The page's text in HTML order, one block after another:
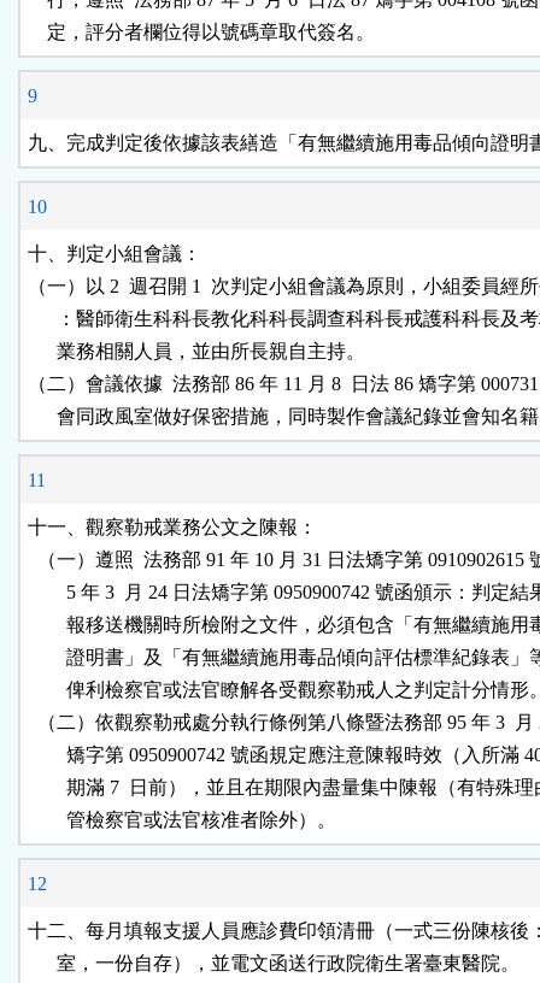
    定，評分者欄位得以號碼章取代簽名。
9
九、完成判定後依據該表繕造「有無繼續施用毒品傾向證明
10
十、判定小組會議：
（一）以 2  週召開 1  次判定小組會議為原則，小組委員經
：醫師衛生科科長教化科科長調查科科長戒護科科長及
      業務相關人員，並由所長親自主持。
（二）會議依據  法務部 86 年 11 月 8  日法 86 矯字第
會同政風室做好保密措施，同時製作會議紀錄並會知名
11
十一、觀察勒戒業務公文之陳報：
（一）遵照  法務部 91 年 10 月 31 日法矯字第 0910902615
5 年 3  月 24 日法矯字第 0950900742 號函頒示：判定結
報移送機關時所檢附之文件，必須包含「有無繼續施用
證明書」及「有無繼續施用毒品傾向評估標準紀錄表」
俾利檢察官或法官瞭解各受觀察勒戒人之判定計分情形
（二）依觀察勒戒處分執行條例第八條暨法務部 95 年 3  月
矯字第 0950900742 號函規定應注意陳報時效（入所滿
期滿 7  日前），並且在期限內盡量集中陳報（有特殊
        管檢察官或法官核准者除外）。
12
十二、每月填報支援人員應診費印領清冊（一式三份陳核後
      室，一份自存），並電文函送行政院衛生署臺東醫院。